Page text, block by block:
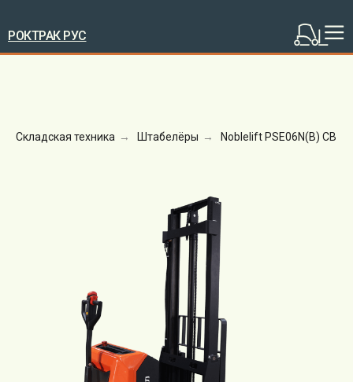
РОКТРАК РУС
Складская техника → Штабелёры → Noblelift PSE06N(B) CB